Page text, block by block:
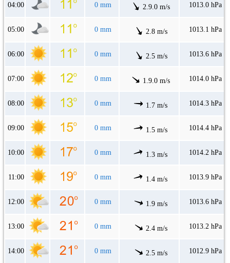
04:00 0 mm 2.9.0 m/s 1013.0 hPa
05:00 0 mm 2.8 m/s 1013.1 hPa
06:00 0 mm 2.5 m/s 1013.6 hPa
07:00 0 mm 1.9.0 m/s 1014.0 hPa
08:00 0 mm 1.7 m/s 1014.3 hPa
09:00 0 mm 1.5 m/s 1014.4 hPa
10:00 0 mm 1.3 m/s 1014.2 hPa
11:00 0 mm 1.4 m/s 1013.9 hPa
12:00 0 mm 1.9 m/s 1013.6 hPa
13:00 0 mm 2.4 m/s 1013.2 hPa
14:00 0 mm 2.5 m/s 1012.9 hPa